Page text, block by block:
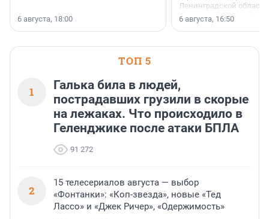
6 августа, 18:00
Ленинградской области
номинации «Самый
застройщик
6 августа, 16:50
ТОП 5
1
Галька била в людей,
пострадавших грузили в скорые
на лежаках. Что происходило в
Геленджике после атаки БПЛА
91 272
2
15 телесериалов августа — выбор
«Фонтанки»: «Коп-звезда», новые «Тед
Лассо» и «Джек Ричер», «Одержимость»